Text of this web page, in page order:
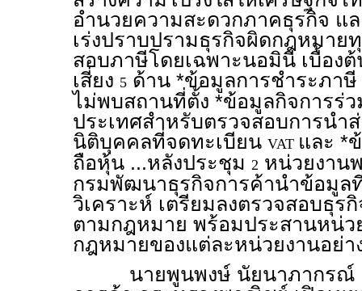
อำนวยความสะดวกภาคธุรกิจ แ
เร่งปราบปรามธุรกิจผิดกฎหมาย
สอบภาษีโดยเฉพาะนอมินี เบื้อง
เสี่ยง 5 ด้าน *ข้อมูลการชำระภา
ไม่พบสถานที่ตั้ง *ข้อมูลกิจการร่
ประเทศสำหรับตรวจสอบการนำ
นิติบุคคลที่จดทะเบียน VAT และ *
ถือหุ้น ...หลังประชุม 2 หน่วยงาน
กรมพัฒนาธุรกิจการค้านำข้อมูล
วิเคราะห์ เตรียมลงตรวจสอบธุร
ตามกฎหมาย พร้อมประสานหน่
กฎหมายของแต่ละหน่วยงานอย่า
นายพูนพงษ์ นัยนาภากรณ์